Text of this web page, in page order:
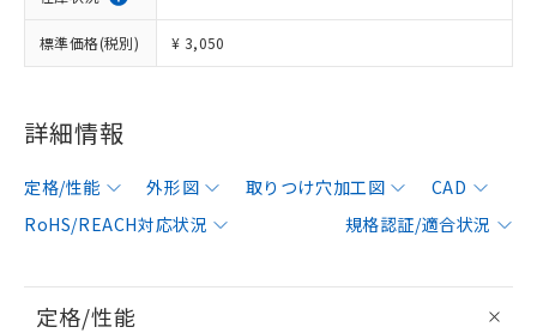
標準価格(税別) ¥ 3,050
詳細情報
定格/性能 外形図 取りつけ穴加工図
CAD
RoHS/REACH対応状況
規格認証/適合状況
定格/性能